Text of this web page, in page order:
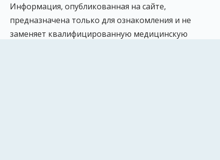
Информация, опубликованная на сайте,
предназначена только для ознакомления и не
заменяет квалифицированную медицинскую